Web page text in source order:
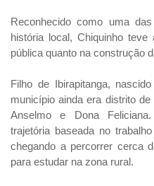
Reconhecido como uma
história local, Chiquinho
pública quanto na construção
Filho de Ibirapitanga,
município ainda era distrito
Anselmo e Dona
trajetória baseada no
chegando a percorrer cerca
para estudar na zona rural.